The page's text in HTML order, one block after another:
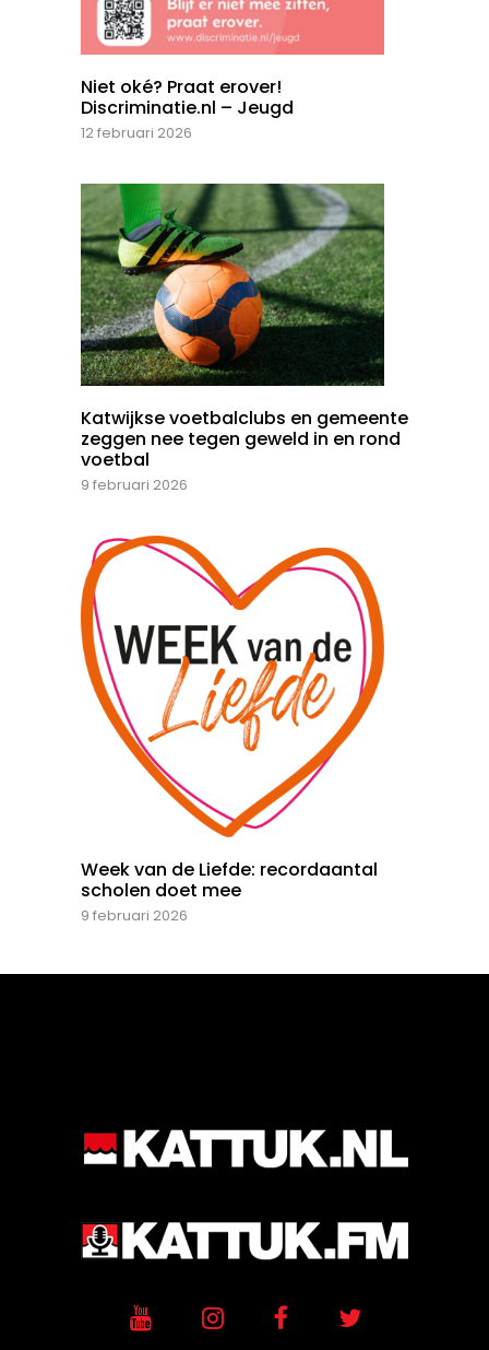
Niet oké? Praat erover!
Discriminatie.nl – Jeugd
12 februari 2026
Katwijkse voetbalclubs en gemeente
zeggen nee tegen geweld in en rond
voetbal
9 februari 2026
Week van de Liefde: recordaantal
scholen doet mee
9 februari 2026